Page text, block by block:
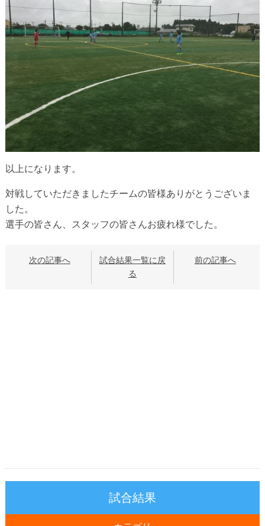
以上になります。
対戦していただきましたチームの皆様ありがとうございま
した。
選手の皆さん、スタッフの皆さんお疲れ様でした。
次の記事へ
試合結果一覧に戻
る
前の記事へ
試合結果